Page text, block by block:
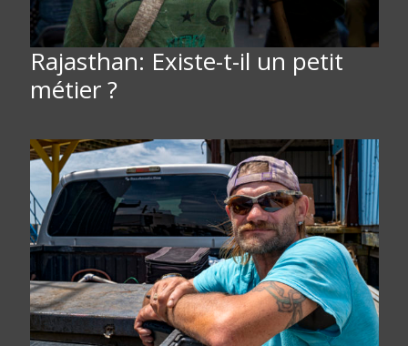
Rajasthan: Existe-t-il un petit
métier ?